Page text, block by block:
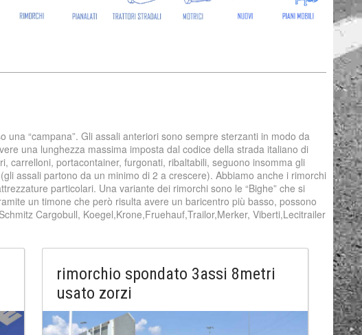
“campana”. Gli assali anteriori sono sempre sterzanti in modo da
una lunghezza massima imposta dal codice della strada italiano di
carrelloni, portacontainer, furgonati, ribaltabili, seguono insomma gli
assali partono da un minimo di 2 a crescere). Abbiamo anche i rimorchi
particolari. Una variante dei rimorchi sono le “Bighe” che si
un timone che però risulta avere un baricentro più basso, possono
Cargobull, Koegel,Krone,Fruehauf,Trailor,Merker, Viberti,Lecitrailer
rimorchio spondato 3assi 8metri
usato zorzi